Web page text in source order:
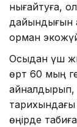
нығайтуға,
дайындығын
орман
Осыдан үш
өрт 60 мың
айналдырып,
тарихындағы
өңірде